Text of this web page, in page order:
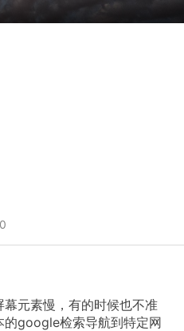
0
元素慢，有的时候也不准
的google检索导航到特定网